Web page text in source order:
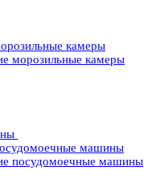
камеры
морозильные камеры
машины
посудомоечные машины